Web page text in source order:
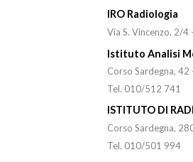
IRO Radiologia
Via S. Vincenzo, 2/4
Istituto Analisi
Corso Sardegna, 42
Tel. 010/512 741
ISTITUTO DI
Corso Sardegna,
Tel. 010/501 994